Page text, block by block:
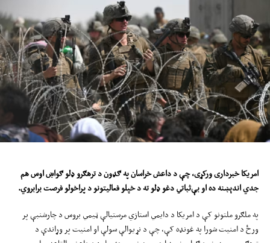
امریکاخبرداری ورکړی، چې د داعش خراسان په ګډون د ترهګرو ډلو ګواښ اوسهم
جدي اندېښنه ده او بې‌ثباتي دغو ډلو ته د خپلو فعالیتونو د پراخولو فرصت برابروي.
په ملګرو ملتونو کې د امریکا د دایمي استازي مرستیالې ټیمي بروس د چارشنبې پر
ورځ د امنیت شورا په غونډه کې، چې د نړیوالې سولې او امنیت پر وړاندې د